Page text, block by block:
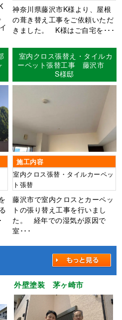
神奈川県藤沢市K様より、屋根
の葺き替え工事をご依頼いただ
きました。 K様はご自宅を･･･
室内クロス張替え・タイルカ
ーペット張替工事 藤沢市
S様邸
施工内容
室内クロス張替・タイルカーペッ
ト張替
藤沢市で室内クロスとカーペッ
トの張り替え工事を行いまし
た。 経年での湿気が原因で
室･･･
外壁塗装 茅ヶ崎市